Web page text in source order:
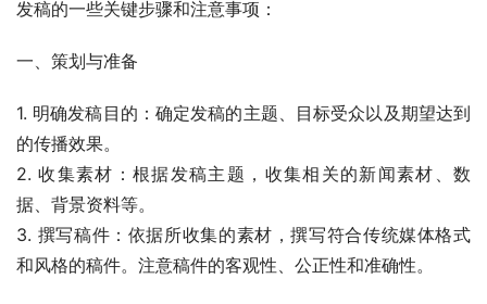
发稿的一些关键步骤和注意事项：
一、策划与准备
1. 明确发稿目的：确定发稿的主题、目标受众以及期望达到
的传播效果。
2. 收集素材：根据发稿主题，收集相关的新闻素材、数
据、背景资料等。
3. 撰写稿件：依据所收集的素材，撰写符合传统媒体格式
和风格的稿件。注意稿件的客观性、公正性和准确性。